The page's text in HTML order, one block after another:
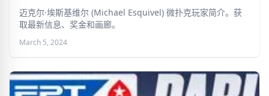
迈克尔·埃斯基维尔 (Michael Esquivel) 微扑克玩家简介。获
取最新信息、奖金和画廊。
March 5, 2024